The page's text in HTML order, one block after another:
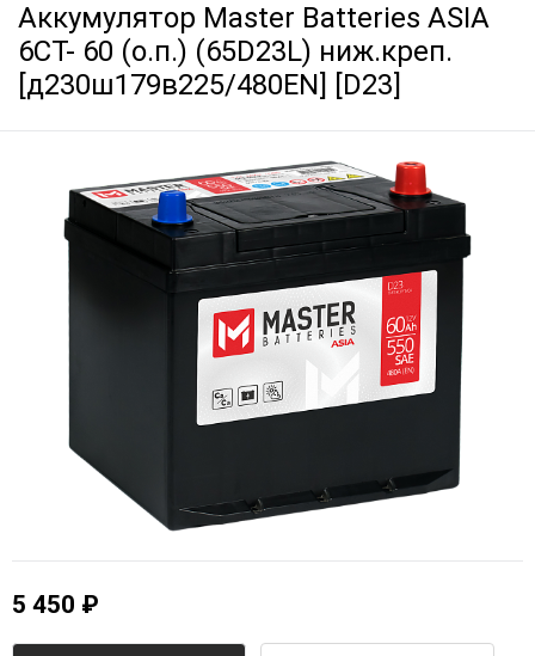
Аккумулятор Master Batteries ASIA
6СТ- 60 (о.п.) (65D23L) ниж.креп.
[д230ш179в225/480EN] [D23]
5 450 ₽